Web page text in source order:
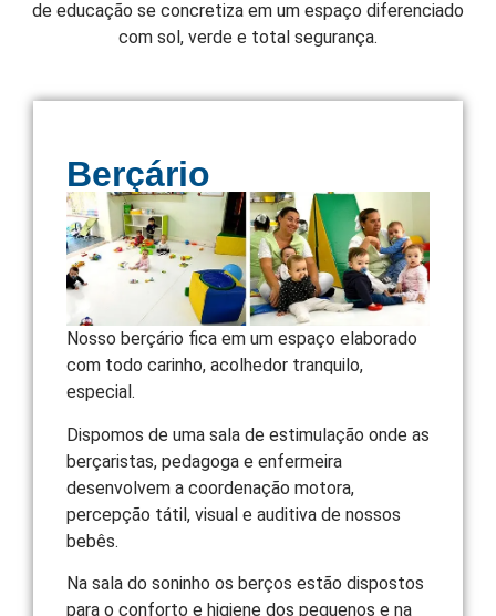
de educação se concretiza em um espaço diferenciado
com sol, verde e total segurança.
Berçário
Nosso berçário fica em um espaço elaborado
com todo carinho, acolhedor tranquilo,
especial.
Dispomos de uma sala de estimulação onde as
berçaristas, pedagoga e enfermeira
desenvolvem a coordenação motora,
percepção tátil, visual e auditiva de nossos
bebês.
Na sala do soninho os berços estão dispostos
para o conforto e higiene dos pequenos e na